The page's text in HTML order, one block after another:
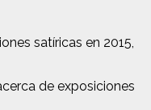
satíricas en 2015,
de exposiciones